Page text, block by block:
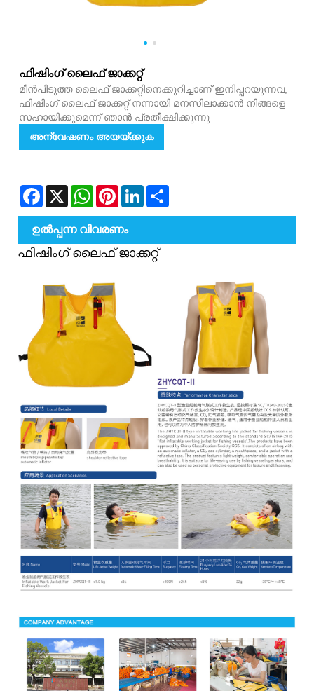
ഫിഷിംഗ് ലൈഫ് ജാക്കറ്റ്
മീൻപിടുത്ത ലൈഫ് ജാക്കറ്റിനെക്കുറിച്ചാണ് ഇനിപ്പറയുന്നവ,
ഫിഷിംഗ് ലൈഫ് ജാക്കറ്റ് നന്നായി മനസിലാക്കാൻ നിങ്ങളെ
സഹായിക്കുമെന്ന് ഞാൻ പ്രതീക്ഷിക്കുന്നു
അന്വേഷണം അയയ്ക്കുക
Facebook
X WhatsAppPinterestLinkedIn
ഉൽപ്പന്ന വിവരണം
ഫിഷിംഗ് ലൈഫ് ജാക്കറ്റ്